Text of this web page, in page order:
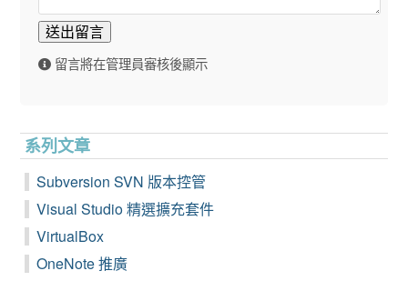
送出留言
留言將在管理員審核後顯示
系列文章
Subversion SVN 版本控管
Visual Studio 精選擴充套件
VirtualBox
OneNote 推廣